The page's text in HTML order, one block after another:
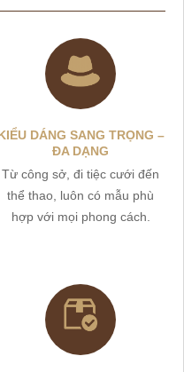
DÁNG SANG TRỌNG –
ĐA DẠNG
Từ công sở, đi tiệc cưới đến
thể thao, luôn có mẫu phù
hợp với mọi phong cách.